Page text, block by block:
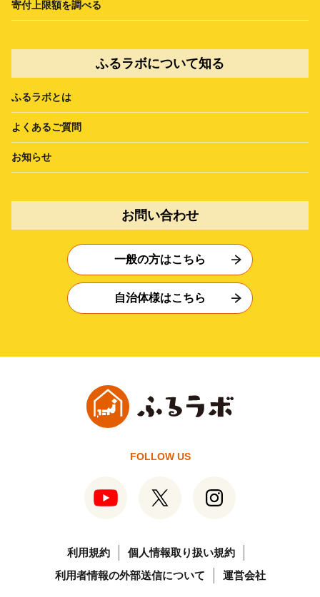
寄付上限額を調べる
ふるラボについて知る
ふるラボとは
よくあるご質問
お知らせ
お問い合わせ
一般の方はこちら
自治体様はこちら
FOLLOW US
利用規約
個人情報取り扱い規約
利用者情報の外部送信について
運営会社